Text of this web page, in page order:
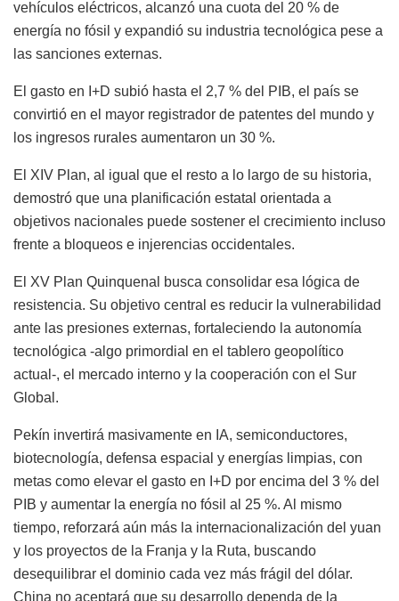
vehículos eléctricos, alcanzó una cuota del 20 % de
energía no fósil y expandió su industria tecnológica pese a
las sanciones externas.
El gasto en I+D subió hasta el 2,7 % del PIB, el país se
convirtió en el mayor registrador de patentes del mundo y
los ingresos rurales aumentaron un 30 %.
El XIV Plan, al igual que el resto a lo largo de su historia,
demostró que una planificación estatal orientada a
objetivos nacionales puede sostener el crecimiento incluso
frente a bloqueos e injerencias occidentales.
El XV Plan Quinquenal busca consolidar esa lógica de
resistencia. Su objetivo central es reducir la vulnerabilidad
ante las presiones externas, fortaleciendo la autonomía
tecnológica -algo primordial en el tablero geopolítico
actual-, el mercado interno y la cooperación con el Sur
Global.
Pekín invertirá masivamente en IA, semiconductores,
biotecnología, defensa espacial y energías limpias, con
metas como elevar el gasto en I+D por encima del 3 % del
PIB y aumentar la energía no fósil al 25 %. Al mismo
tiempo, reforzará aún más la internacionalización del yuan
y los proyectos de la Franja y la Ruta, buscando
desequilibrar el dominio cada vez más frágil del dólar.
China no aceptará que su desarrollo dependa de la